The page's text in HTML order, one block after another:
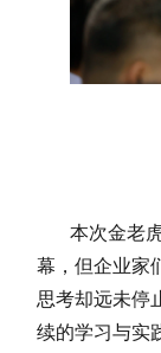
本次金老
幕，但企业家
思考却远未停
续的学习与实